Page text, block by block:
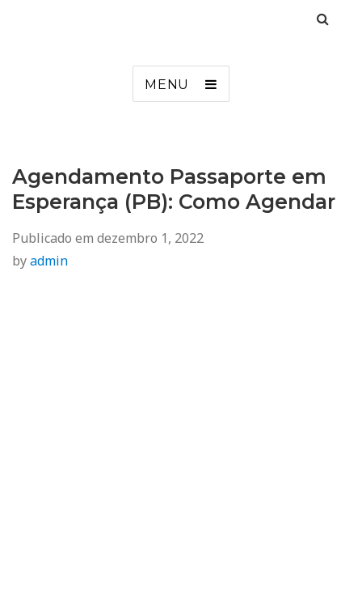
MENU
Agendamento Passaporte em
Esperança (PB): Como Agendar
Publicado em dezembro 1, 2022
byadmin